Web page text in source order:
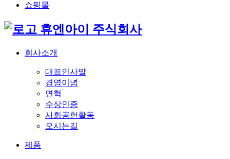
쇼핑몰
휴엔아이 주식회사
회사소개
대표인사말
경영이념
연혁
수상인증
사회공헌활동
오시는길
제품